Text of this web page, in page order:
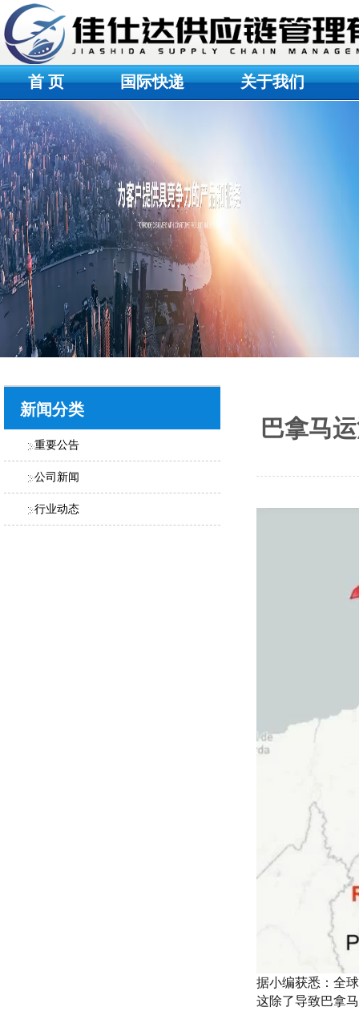
首 页 国际快递 关于我们
新闻分类
重要公告
公司新闻
行业动态
巴拿马
据小编获悉：全
这除了导致巴拿